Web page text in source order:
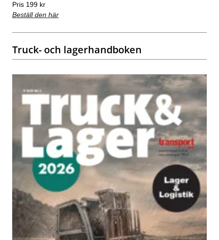
Pris 199 kr
Beställ den här
Truck- och lagerhandboken